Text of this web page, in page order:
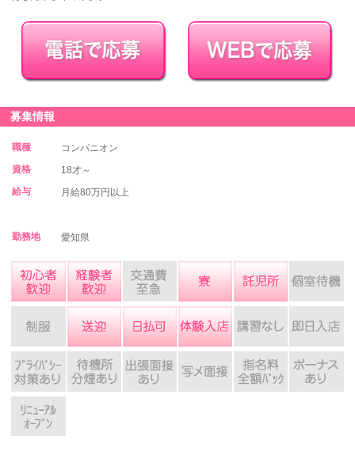
募集情報
職種
コンパニオン
資格
18才～
給与
月給80万円以上
勤務地 愛知県